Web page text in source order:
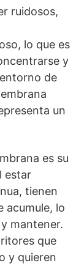
ruidosos,
lo que es
y
de
un
es su
estar
tienen
acumule, lo
mantener.
que
y quieren